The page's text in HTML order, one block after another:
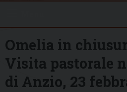
Omelia in
Visita pastorale
di Anzio, 23